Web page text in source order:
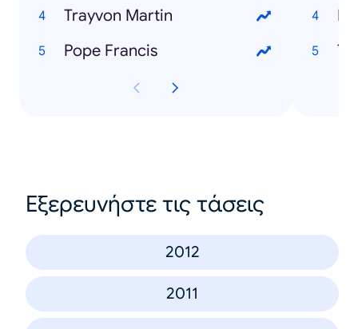
Trayvon Martin
Pope Francis
Εξερευνήστε τις τάσεις
2012
2011